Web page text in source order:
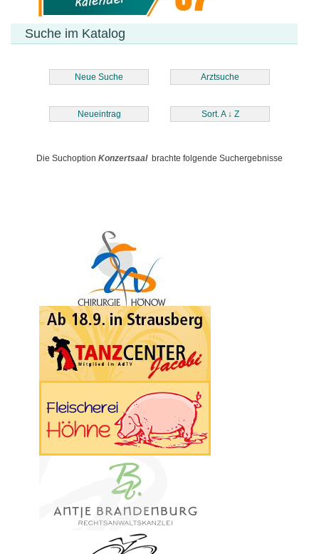
Suche im Katalog
Neue Suche Arztsuche
Neueintrag Sort. A ↓ Z
Die Suchoption Konzertsaalbrachte folgende Suchergebnisse